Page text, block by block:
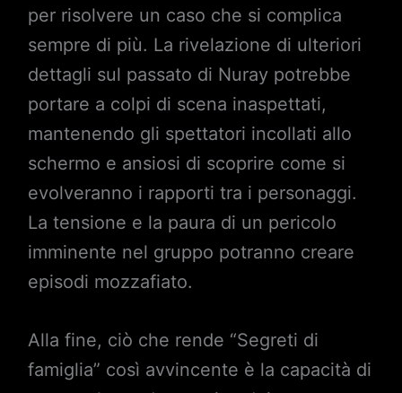
per risolvere un caso che si complica
sempre di più. La rivelazione di ulteriori
dettagli sul passato di Nuray potrebbe
portare a colpi di scena inaspettati,
mantenendo gli spettatori incollati allo
schermo e ansiosi di scoprire come si
evolveranno i rapporti tra i personaggi.
La tensione e la paura di un pericolo
imminente nel gruppo potranno creare
episodi mozzafiato.
Alla fine, ciò che rende “Segreti di
famiglia” così avvincente è la capacità di